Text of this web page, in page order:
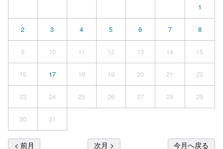
1
2 3 4 5 6 7 8
9 10 11 12 13 14 15
16 17 18 19 20 21 22
23 24 25 26 27 28 29
30 31
< 前月 次月 > 今月へ戻る